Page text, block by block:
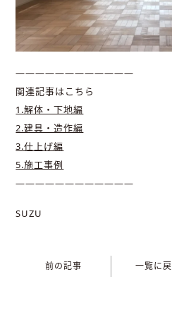
————————————
関連記事はこちら
1.解体・下地編
2.建具・造作編
3.仕上げ編
5.施工事例
————————————
SUZU
前の記事 一覧に